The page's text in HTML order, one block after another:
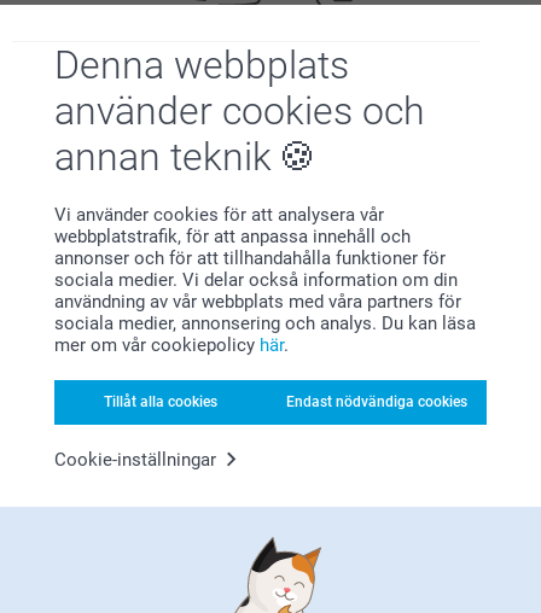
Denna webbplats
använder cookies och
annan teknik
Vi använder cookies för att analysera vår
webbplatstrafik, för att anpassa innehåll och
annonser och för att tillhandahålla funktioner för
sociala medier. Vi delar också information om din
användning av vår webbplats med våra partners för
sociala medier, annonsering och analys. Du kan läsa
mer om vår cookiepolicy här.
Tillåt alla cookies Endast nödvändiga cookies
Cookie-inställningar
Nöjd kundgaranti
Bonus på alla dina köp
Letar du efter inspiration?